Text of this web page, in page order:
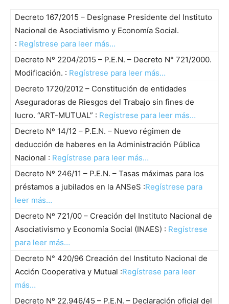
Decreto 167/2015 – Desígnase Presidente del Instituto
Nacional de Asociativismo y Economía Social.
: Regístrese para leer más…
Decreto Nº 2204/2015 – P.E.N. – Decreto N° 721/2000.
Modificación. : Regístrese para leer más…
Decreto 1720/2012 – Constitución de entidades
Aseguradoras de Riesgos del Trabajo sin fines de
lucro. “ART-MUTUAL” : Regístrese para leer más…
Decreto Nº 14/12 – P.E.N. – Nuevo régimen de
deducción de haberes en la Administración Pública
Nacional : Regístrese para leer más…
Decreto Nº 246/11 – P.E.N. – Tasas máximas para los
préstamos a jubilados en la ANSeS :Regístrese para
leer más…
Decreto Nº 721/00 – Creación del Instituto Nacional de
Asociativismo y Economía Social (INAES) : Regístrese
para leer más…
Decreto N° 420/96 Creación del Instituto Nacional de
Acción Cooperativa y Mutual :Regístrese para leer
más…
Decreto Nº 22.946/45 – P.E.N. – Declaración oficial del